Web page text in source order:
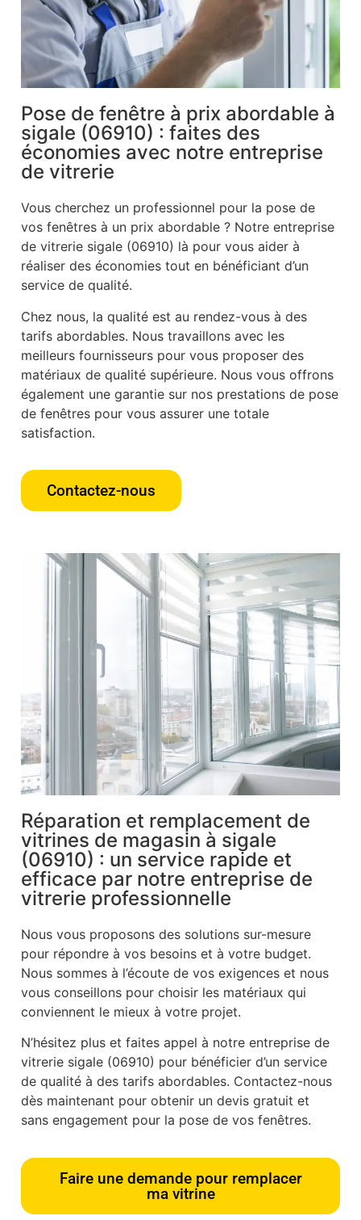
Pose de fenêtre à prix abordable à
sigale (06910) : faites des
économies avec notre entreprise
de vitrerie
Vous cherchez un professionnel pour la pose de
vos fenêtres à un prix abordable ? Notre entreprise
de vitrerie sigale (06910) là pour vous aider à
réaliser des économies tout en bénéficiant d’un
service de qualité.
Chez nous, la qualité est au rendez-vous à des
tarifs abordables. Nous travaillons avec les
meilleurs fournisseurs pour vous proposer des
matériaux de qualité supérieure. Nous vous offrons
également une garantie sur nos prestations de pose
de fenêtres pour vous assurer une totale
satisfaction.
Contactez-nous
Réparation et remplacement de
vitrines de magasin à sigale
(06910) : un service rapide et
efficace par notre entreprise de
vitrerie professionnelle
Nous vous proposons des solutions sur-mesure
pour répondre à vos besoins et à votre budget.
Nous sommes à l’écoute de vos exigences et nous
vous conseillons pour choisir les matériaux qui
conviennent le mieux à votre projet.
N’hésitez plus et faites appel à notre entreprise de
vitrerie sigale (06910) pour bénéficier d’un service
de qualité à des tarifs abordables. Contactez-nous
dès maintenant pour obtenir un devis gratuit et
sans engagement pour la pose de vos fenêtres.
Faire une demande pour remplacer
ma vitrine